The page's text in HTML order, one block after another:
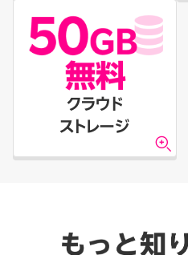
クラウド
ストレージ